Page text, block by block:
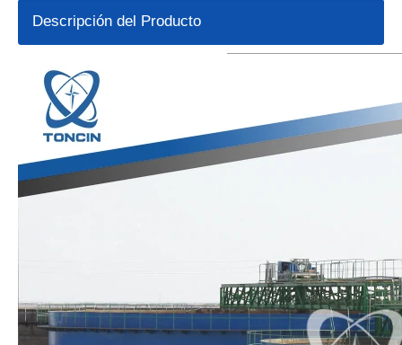
Descripción del Producto